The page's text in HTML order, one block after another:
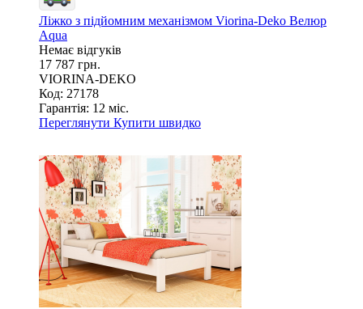
Ліжко з підйомним механізмом Viorina-Deko Велюр
Aqua
Немає відгуків
17 787 грн.
VIORINA-DEKO
Код: 27178
Гарантія: 12 міс.
Переглянути Купити швидко